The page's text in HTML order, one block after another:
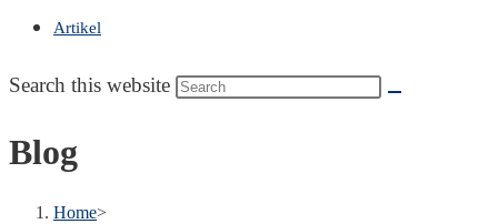
Artikel
Search this website
Blog
Home>